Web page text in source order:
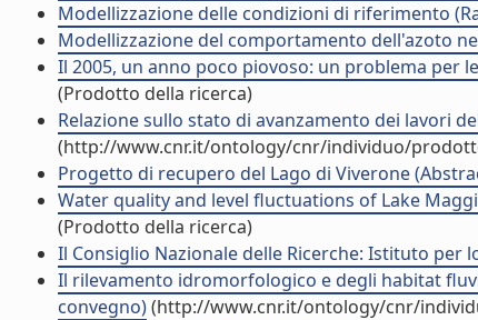
Modellizzazione delle condizioni di riferimento
Modellizzazione del comportamento dell'azoto
Il 2005, un anno poco piovoso: un problema per
(Prodotto della ricerca)
Relazione sullo stato di avanzamento dei lavori
(http://www.cnr.it/ontology/cnr/individuo/
Progetto di recupero del Lago di Viverone
Water quality and level fluctuations of Lake
(Prodotto della ricerca)
Il Consiglio Nazionale delle Ricerche: Istituto per
Il rilevamento idromorfologico e degli habitat
convegno)(http://www.cnr.it/ontology/cnr/